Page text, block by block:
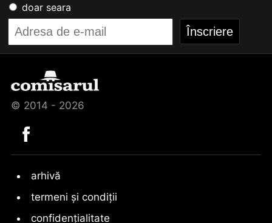
doar seara
© 2014 - 2026
arhivă
termeni și condiții
confidențialitate